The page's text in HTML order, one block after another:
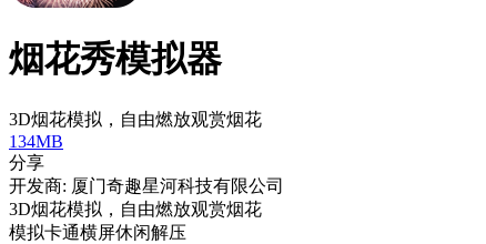
烟花秀模拟器
3D烟花模拟，自由燃放观赏烟花
134MB
分享
开发商: 厦门奇趣星河科技有限公司
3D烟花模拟，自由燃放观赏烟花
模拟卡通横屏休闲解压